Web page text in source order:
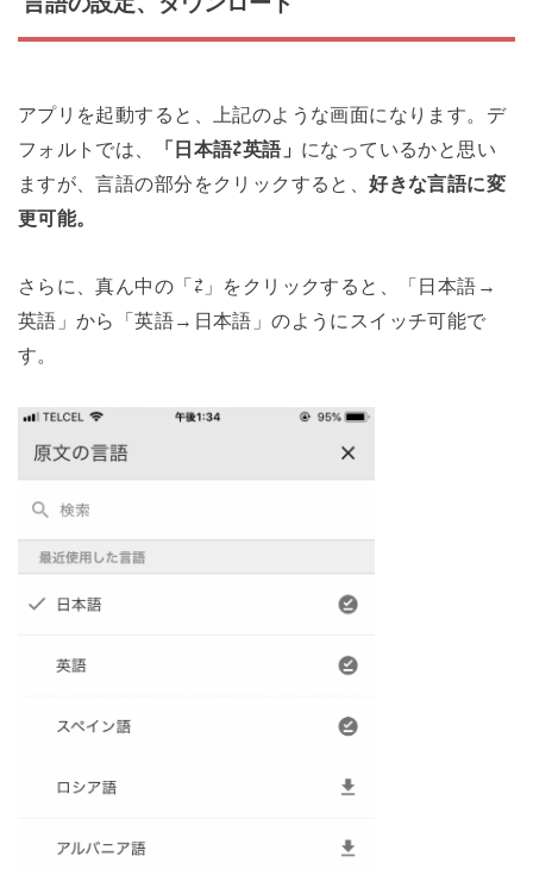
アプリを起動すると、上記のような画面になります。デ
フォルトでは、
「日本語⇄英語」 になっているかと思い
ますが、言語の部分をクリックすると、好きな言語に変
更可能。
さらに、真ん中の「⇄」をクリックすると、「日本語→
英語」から「英語→日本語」のようにスイッチ可能で
す。